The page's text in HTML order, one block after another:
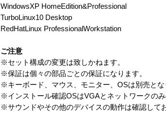
WindowsXP HomeEdition&Professional
TurboLinux10 Desktop
RedHatLinux ProfessionalWorkstation
ご注意
※セット構成の変更は致しかねます。
※保証は個々の部品ごとの保証になります。
※キーボード、マウス、モニター、OSは別売とな
※インストール確認OSはVGAとネットワークのみ
※サウンドやその他のデバイスの動作は確認して